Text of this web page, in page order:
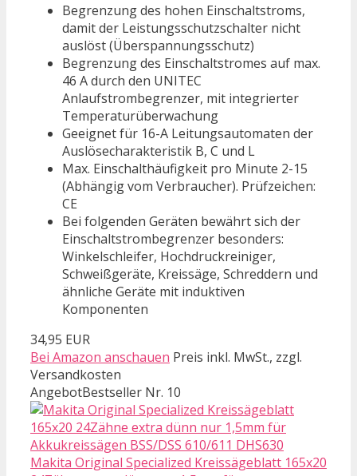
Begrenzung des hohen Einschaltstroms,
damit der Leistungsschutzschalter nicht
auslöst (Überspannungsschutz)
Begrenzung des Einschaltstromes auf max.
46 A durch den UNITEC
Anlaufstrombegrenzer, mit integrierter
Temperaturüberwachung
Geeignet für 16-A Leitungsautomaten der
Auslösecharakteristik B, C und L
Max. Einschalthäufigkeit pro Minute 2-15
(Abhängig vom Verbraucher). Prüfzeichen:
CE
Bei folgenden Geräten bewährt sich der
Einschaltstrombegrenzer besonders:
Winkelschleifer, Hochdruckreiniger,
Schweißgeräte, Kreissäge, Schreddern und
ähnliche Geräte mit induktiven
Komponenten
34,95 EUR
Bei Amazon anschauen Preis inkl. MwSt., zzgl.
Versandkosten
AngebotBestseller Nr. 10
Makita Original Specialized Kreissägeblatt 165x20